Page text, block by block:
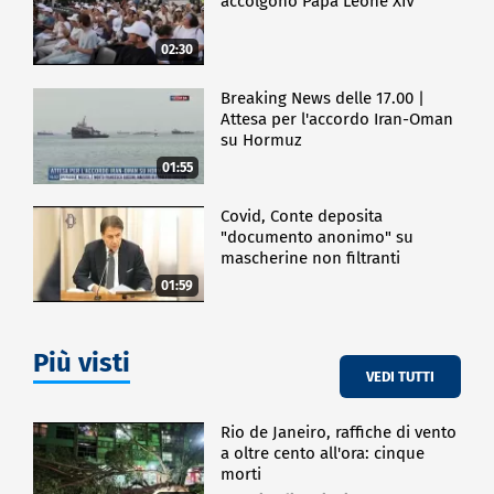
intitolata "Il ritratto del suo tempo", racconta anche
delle grandi pale di argomento religioso che l'artista
ha realizzato, oltre che la sua interpretazione dello
sezioni, l'esposizione nel museo di Intesa Sanpaolo è
aperta al pubblico fino al 1 aprile 2024.
CRONACA
02:30
01:55
Breaking News delle 17.00 |
Attesa per l'accordo Iran-Oman
su Hormuz
01:59
Covid, Conte deposita
"documento anonimo" su
mascherine non filtranti
Più visti VEDI TUTTI
Rio de Janeiro, raffiche di vento
a oltre cento all'ora: cinque
morti